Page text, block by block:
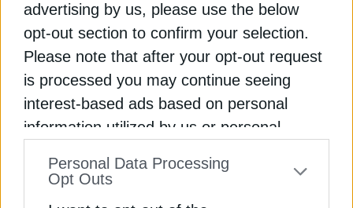
advertising by us, please use the below
opt-out section to confirm your selection.
Please note that after your opt-out request
is processed you may continue seeing
interest-based ads based on personal
information utilized by us or personal
to your opt-out. You may separately opt-out
Personal Data Processing
Opt Outs
Απορροφάται το ΤΑΙΠΕΔ από το
Υπερταμείο, καταργείται το ΤΧΣ
Ολοκληρώνεται η απορρόφηση του ΤΑΙΠΕΔ από
το Υπερταμείο & η κατάργηση του ΤΧΣ. Η
ανακοίνωση του Υπουργείου Εθνικής Οικονομίας
και Οικονομικών
Newsroom 27 Δεκεμβρίου 2024
Εγγραφή στο Newsletter